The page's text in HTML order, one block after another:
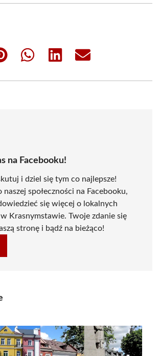
Share
Share
Share
na Facebooku!
i dziel się tym co najlepsze!
naszej społeczności na Facebooku,
się więcej o lokalnych
Krasnymstawie. Twoje zdanie się
stronę i bądź na bieżąco!